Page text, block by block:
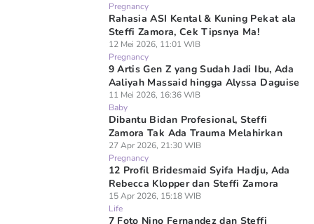
Pregnancy
Rahasia ASI Kental & Kuning Pekat ala
Steffi Zamora, Cek Tipsnya Ma!
12 Mei 2026, 11:01 WIB
Pregnancy
9 Artis Gen Z yang Sudah Jadi Ibu, Ada
Aaliyah Massaid hingga Alyssa Daguise
11 Mei 2026, 16:36 WIB
Baby
Dibantu Bidan Profesional, Steffi
Zamora Tak Ada Trauma Melahirkan
27 Apr 2026, 21:30 WIB
Pregnancy
12 Profil Bridesmaid Syifa Hadju, Ada
Rebecca Klopper dan Steffi Zamora
15 Apr 2026, 15:18 WIB
Life
7 Foto Nino Fernandez dan Steffi